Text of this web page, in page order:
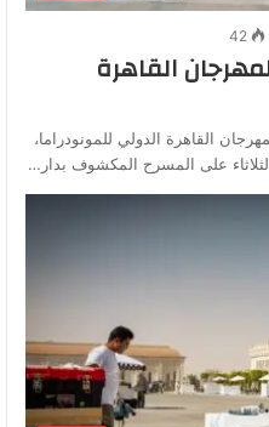
42
القاهرة
القاهرة الدولي للمونودراما،
على المسرح المكشوف بدار…